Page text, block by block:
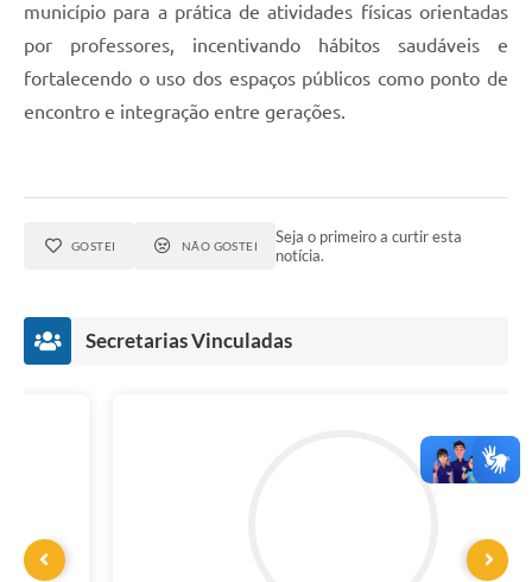
município para a prática de atividades físicas orientadas
por professores, incentivando hábitos saudáveis e
fortalecendo o uso dos espaços públicos como ponto de
encontro e integração entre gerações.
GOSTEI NÃO GOSTEI
Seja o primeiro a curtir esta
notícia.
Secretarias Vinculadas